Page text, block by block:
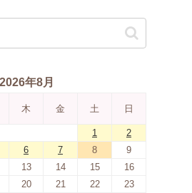
2026年8月
木 金 土 日
1
2
6 7 8
9
13 14 15
16
20 21 22
23